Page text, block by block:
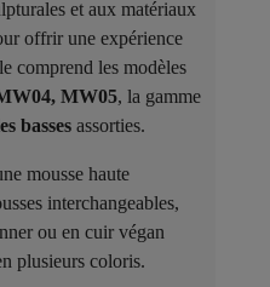
et aux matériaux
offrir une expérience
comprend les modèles
MW05, la gamme
basses assorties.
mousse haute
interchangeables,
ou en cuir végan
plusieurs coloris.